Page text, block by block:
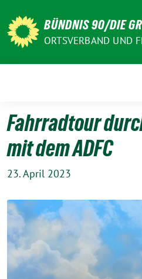
zum
Inhalt
BÜNDNIS 90/DIE
ORTSVERBAND UND
Fahrradtour
mit dem ADFC
23. April 2023